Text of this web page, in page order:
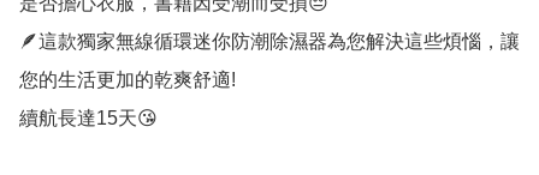
🪶這款獨家無線循環迷你防潮除濕器為您解決這些煩惱，讓
您的生活更加的乾爽舒適!
續航長達15天😘